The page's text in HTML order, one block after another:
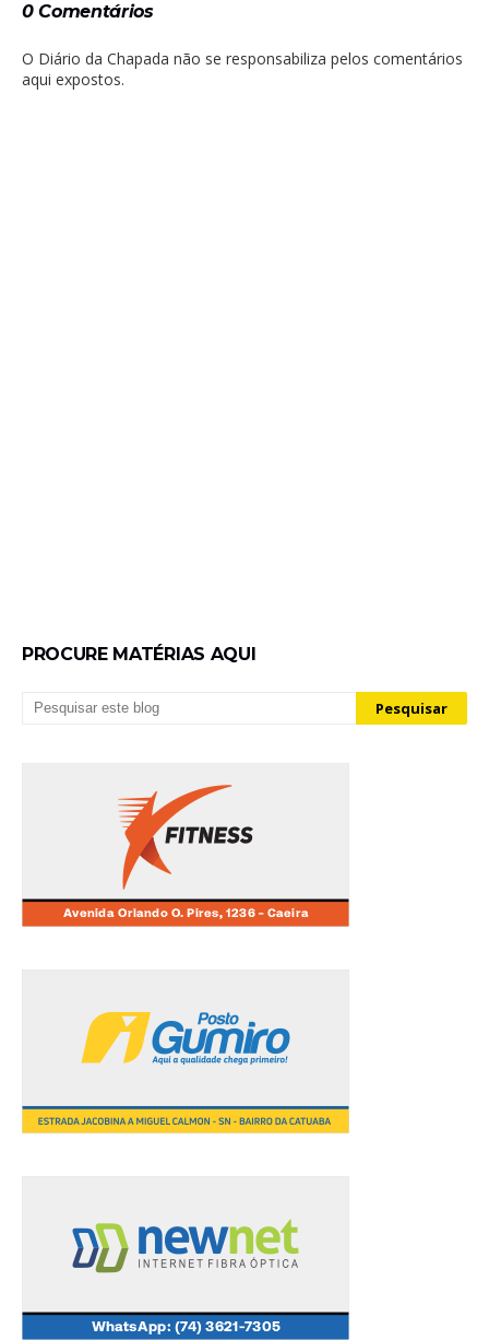
0 Comentários
O Diário da Chapada não se responsabiliza pelos comentários
aqui expostos.
PROCURE MATÉRIAS AQUI